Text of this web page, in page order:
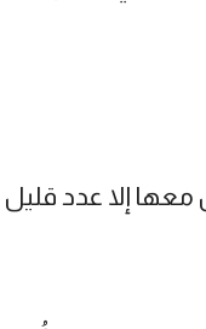
معها إلا عدد قليل